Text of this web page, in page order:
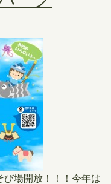
場開放！！！今年は